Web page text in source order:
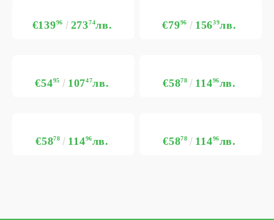
€13996 27374лв. €7996 15639лв.
€5495 10747лв. €5878 11496лв.
€5878 11496лв. €5878 11496лв.